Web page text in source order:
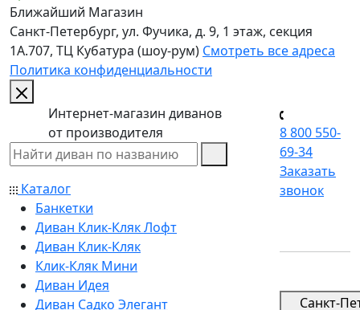
Ближайший Магазин
Санкт-Петербург, ул. Фучика, д. 9, 1 этаж, секция
1А.707, ТЦ Кубатура (шоу-рум) Смотреть все адреса
Политика конфиденциальности
Интернет-магазин диванов
от производителя
Каталог
Банкетки
Диван Клик-Кляк Лофт
Диван Клик-Кляк
Клик-Кляк Мини
Диван Идея
Диван Садко Элегант
8 800 550-
69-34
Заказать
звонок
Санкт-